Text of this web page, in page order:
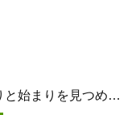
終わりと始まりを見つめる猫